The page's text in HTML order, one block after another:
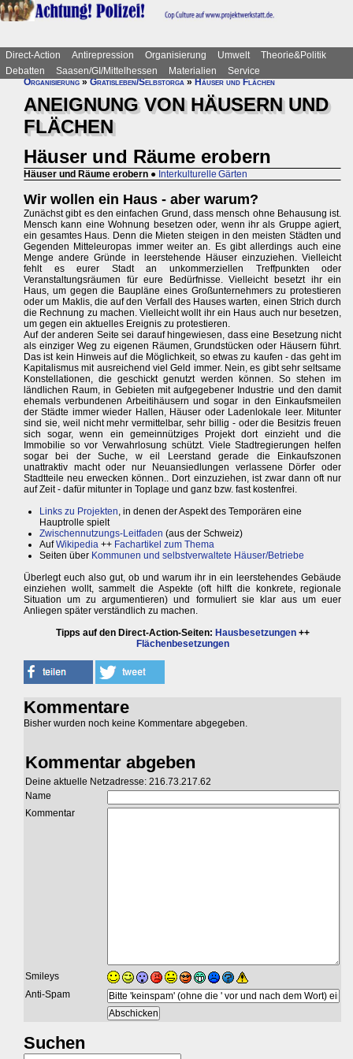
Direct-Action Antirepression Organisierung Umwelt
Theorie&Politik
Debatten
Saasen/GI/Mittelhessen Materialien
Service
Organisierung»Gratisleben/Selbstorga»Häuser und Flächen
ANEIGNUNG VON HÄUSERN UND
FLÄCHEN
Häuser und Räume erobern
Häuser und Räume erobern ● Interkulturelle Gärten
Wir wollen ein Haus - aber warum?
Zunächst gibt es den einfachen Grund, dass mensch ohne Behausung ist.
Mensch kann eine Wohnung besetzen oder, wenn ihr als Gruppe agiert,
ein gesamtes Haus. Denn die Mieten steigen in den meisten Städten und
Gegenden Mitteleuropas immer weiter an. Es gibt allerdings auch eine
Menge andere Gründe in leerstehende Häuser einzuziehen. Vielleicht
fehlt es eurer Stadt an unkommerziellen Treffpunkten oder
Veranstaltungsräumen für eure Bedürfnisse. Vielleicht besetzt ihr ein
Haus, um gegen die Baupläne eines Großunternehmers zu protestieren
oder um Maklis, die auf den Verfall des Hauses warten, einen Strich durch
die Rechnung zu machen. Vielleicht wollt ihr ein Haus auch nur besetzen,
um gegen ein aktuelles Ereignis zu protestieren.
Auf der anderen Seite sei darauf hingewiesen, dass eine Besetzung nicht
als einziger Weg zu eigenen Räumen, Grundstücken oder Häusern führt.
Das ist kein Hinweis auf die Möglichkeit, so etwas zu kaufen - das geht im
Kapitalismus mit ausreichend viel Geld immer. Nein, es gibt sehr seltsame
Konstellationen, die geschickt genutzt werden können. So stehen im
ländlichen Raum, in Gebieten mit aufgegebener Industrie und den damit
ehemals verbundenen Arbeitihäusern und sogar in den Einkaufsmeilen
der Städte immer wieder Hallen, Häuser oder Ladenlokale leer. Mitunter
sind sie, weil nicht mehr vermittelbar, sehr billig - oder die Besitzis freuen
sich sogar, wenn ein gemeinnütziges Projekt dort einzieht und die
Immobilie so vor Verwahrlosung schützt. Viele Stadtregierungen helfen
sogar bei der Suche, w eil Leerstand gerade die Einkaufszonen
unattraktiv macht oder nur Neuansiedlungen verlassene Dörfer oder
Stadtteile neu erwecken können.. Dort einzuziehen, ist zwar dann oft nur
auf Zeit - dafür mitunter in Toplage und ganz bzw. fast kostenfrei.
Links zu Projekten, in denen der Aspekt des Temporären eine
Hauptrolle spielt
Zwischennutzungs-Leitfaden (aus der Schweiz)
AufWikipedia ++ Fachartikel zum Thema
Seiten über Kommunen und selbstverwaltete Häuser/Betriebe
Überlegt euch also gut, ob und warum ihr in ein leerstehendes Gebäude
einziehen wollt, sammelt die Aspekte (oft hilft die konkrete, regionale
Situation um zu argumentieren) und formuliert sie klar aus um euer
Anliegen später verständlich zu machen.
Tipps auf den Direct-Action-Seiten: Hausbesetzungen++
Flächenbesetzungen
Kommentare
Bisher wurden noch keine Kommentare abgegeben.
Kommentar abgeben
Deine aktuelle Netzadresse: 216.73.217.62
Name
Kommentar
Smileys
Anti-Spam
Suchen